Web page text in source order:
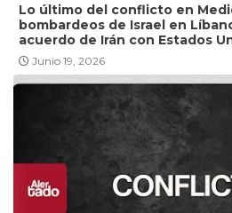
Lo último del conflicto en
bombardeos de Israel en
acuerdo de Irán con Estados
Junio 19, 2026